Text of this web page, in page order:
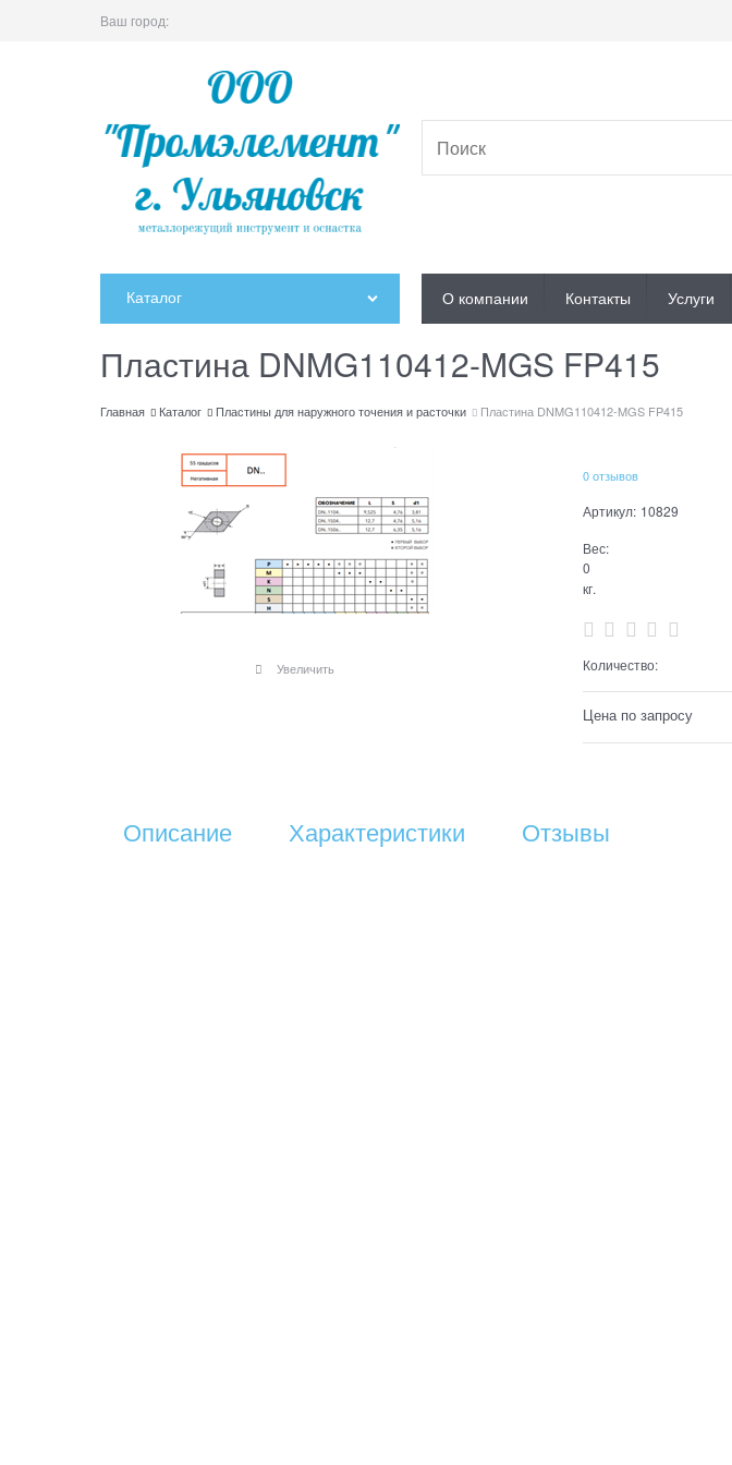
Ваш город:
Каталог О компании Контакты Услуги
Пластина DNMG110412-MGS FP415
Главная Каталог Пластины для наружного точения и расточки Пластина DNMG110412-MGS FP415
Увеличить
0 отзывов
Артикул: 10829
Вес:
0
кг.
Количество:
Цена по запросу
Описание Характеристики Отзывы